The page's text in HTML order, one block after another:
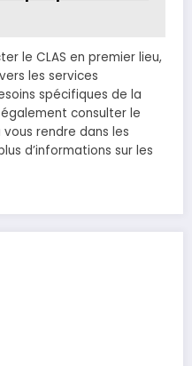
le CLAS en premier lieu,
les services
spécifiques de la
consulter le
rendre dans les
d’informations sur les